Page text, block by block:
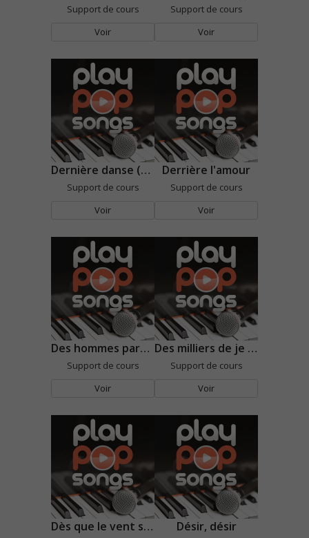
Support de cours
Voir
Support de cours
Voir
Dernière danse (Kyo)
Support de cours
Voir
Derrière l'amour
Support de cours
Voir
Des hommes pareils
Support de cours
Voir
Des milliers de je t'aime
Support de cours
Voir
Dès que le vent soufflera Désir, désir